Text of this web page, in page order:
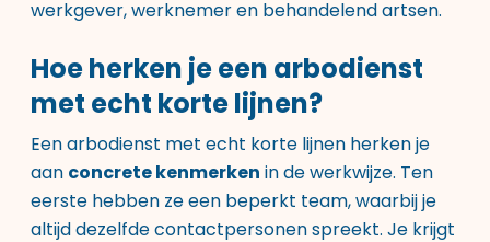
werkgever, werknemer en behandelend artsen.
Hoe herken je een arbodienst
met echt korte lijnen?
Een arbodienst met echt korte lijnen herken je
aan concrete kenmerken in de werkwijze. Ten
eerste hebben ze een beperkt team, waarbij je
altijd dezelfde contactpersonen spreekt. Je krijgt